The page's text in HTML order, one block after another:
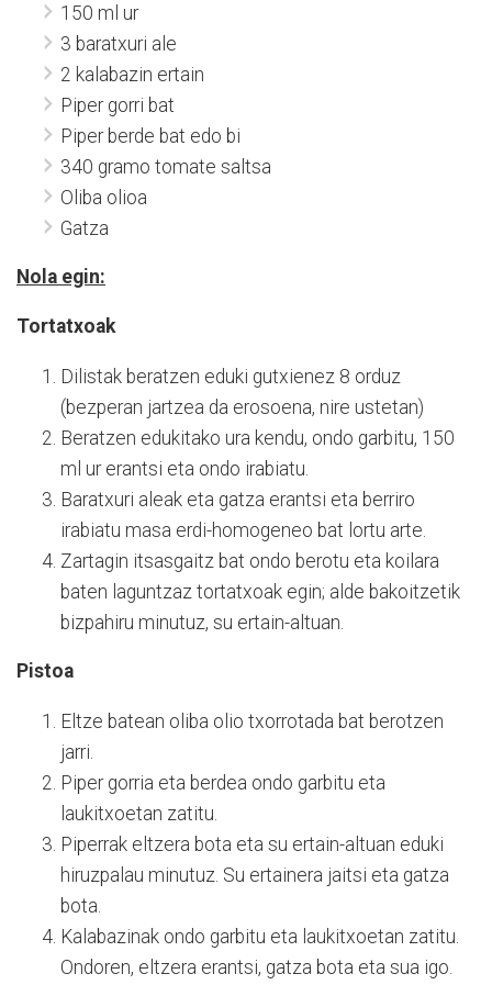
150 ml ur
3 baratxuri ale
2 kalabazin ertain
Piper gorri bat
Piper berde bat edo bi
340 gramo tomate saltsa
Oliba olioa
Gatza
Nola egin:
Tortatxoak
Dilistak beratzen eduki gutxienez 8 orduz
(bezperan jartzea da erosoena, nire ustetan)
Beratzen edukitako ura kendu, ondo garbitu, 150
ml ur erantsi eta ondo irabiatu.
Baratxuri aleak eta gatza erantsi eta berriro
irabiatu masa erdi-homogeneo bat lortu arte.
Zartagin itsasgaitz bat ondo berotu eta koilara
baten laguntzaz tortatxoak egin; alde bakoitzetik
bizpahiru minutuz, su ertain-altuan.
Pistoa
Eltze batean oliba olio txorrotada bat berotzen
jarri.
Piper gorria eta berdea ondo garbitu eta
laukitxoetan zatitu.
Piperrak eltzera bota eta su ertain-altuan eduki
hiruzpalau minutuz. Su ertainera jaitsi eta gatza
bota.
Kalabazinak ondo garbitu eta laukitxoetan zatitu.
Ondoren, eltzera erantsi, gatza bota eta sua igo.